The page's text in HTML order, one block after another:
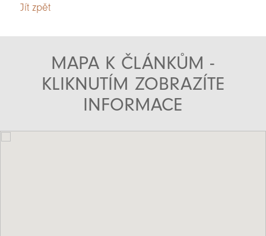
Jít zpět
MAPA K ČLÁNKŮM -
KLIKNUTÍM ZOBRAZÍTE
INFORMACE